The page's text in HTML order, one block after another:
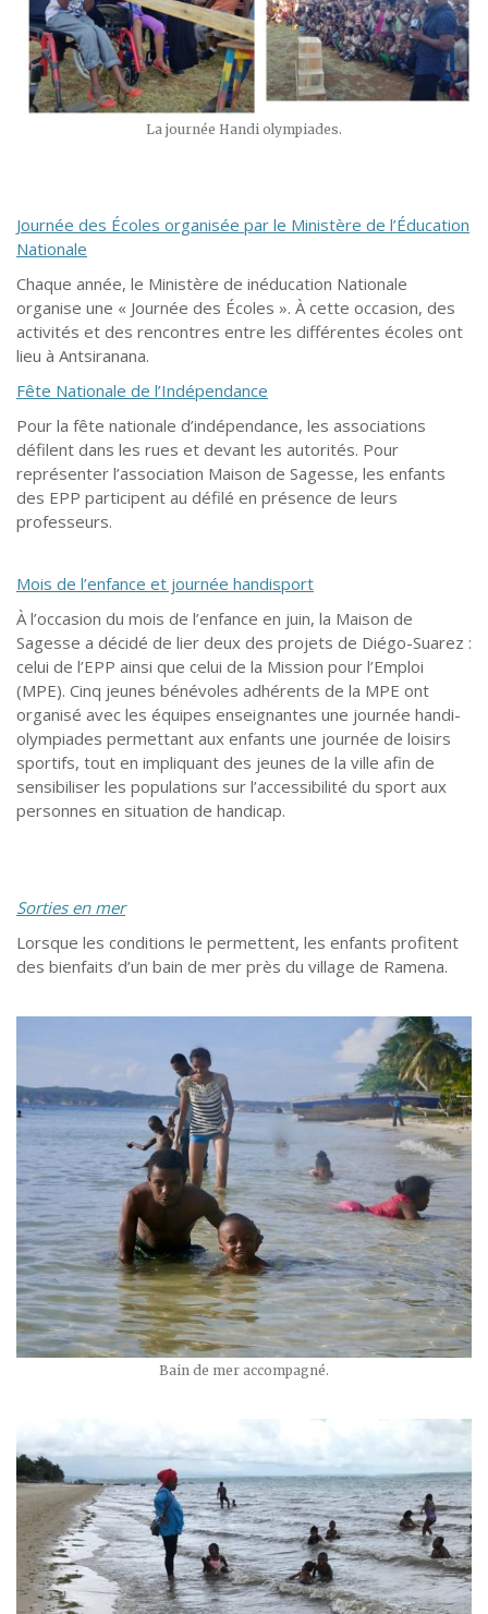
La journée Handi olympiades.
Journée des Écoles organisée par le Ministère de l’Éducation
Nationale
Chaque année, le Ministère de inéducation Nationale
organise une « Journée des Écoles ». À cette occasion, des
activités et des rencontres entre les différentes écoles ont
lieu à Antsiranana.
Fête Nationale de l’Indépendance
Pour la fête nationale d’indépendance, les associations
défilent dans les rues et devant les autorités. Pour
représenter l’association Maison de Sagesse, les enfants
des EPP participent au défilé en présence de leurs
professeurs.
Mois de l’enfance et journée handisport
À l’occasion du mois de l’enfance en juin, la Maison de
Sagesse a décidé de lier deux des projets de Diégo-Suarez :
celui de l’EPP ainsi que celui de la Mission pour l’Emploi
(MPE). Cinq jeunes bénévoles adhérents de la MPE ont
organisé avec les équipes enseignantes une journée handi-
olympiades permettant aux enfants une journée de loisirs
sportifs, tout en impliquant des jeunes de la ville afin de
sensibiliser les populations sur l’accessibilité du sport aux
personnes en situation de handicap.
Sorties en mer
Lorsque les conditions le permettent, les enfants profitent
des bienfaits d’un bain de mer près du village de Ramena.
Bain de mer accompagné.